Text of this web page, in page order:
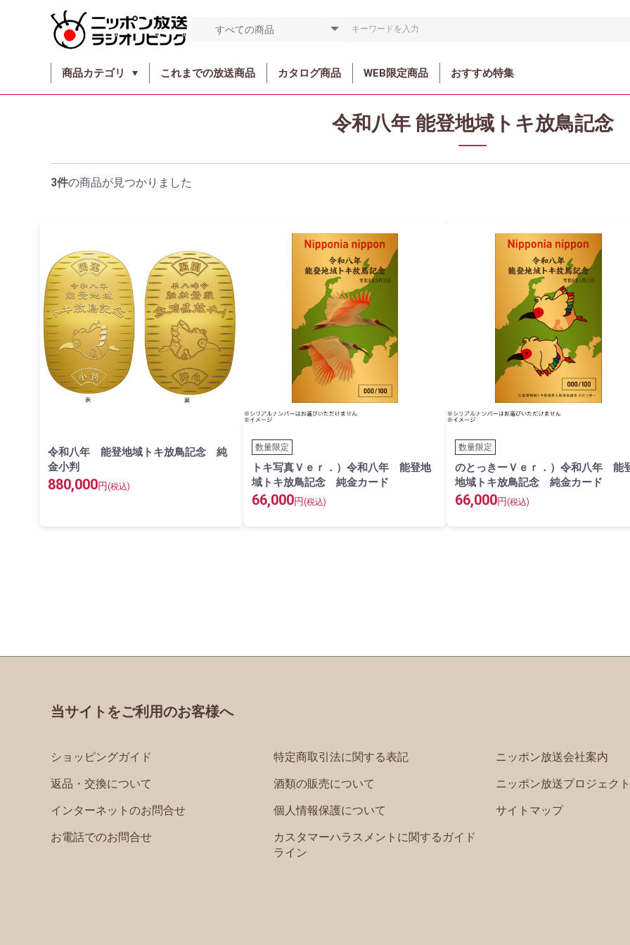
商品カテゴリ これまでの放送商品 カタログ商品 WEB限定商品 おすすめ特集
令和八年 能登地域トキ放鳥記念
3件の商品が見つかりました
令和八年 能登地域トキ放鳥記念 純
金小判
880,000円(税込)
数量限定
トキ写真Ｖｅｒ．）令和八年 能登地
域トキ放鳥記念 純金カード
66,000円(税込)
数量限定
のとっきーＶｅｒ．）令和八年 能
地域トキ放鳥記念 純金カード
66,000円(税込)
当サイトをご利用のお客様へ
ショッピングガイド
返品・交換について
インターネットのお問合せ
お電話でのお問合せ
特定商取引法に関する表記
酒類の販売について
個人情報保護について
カスタマーハラスメントに関するガイド
ライン
ニッポン放送会社案内
ニッポン放送プロジェク
サイトマップ